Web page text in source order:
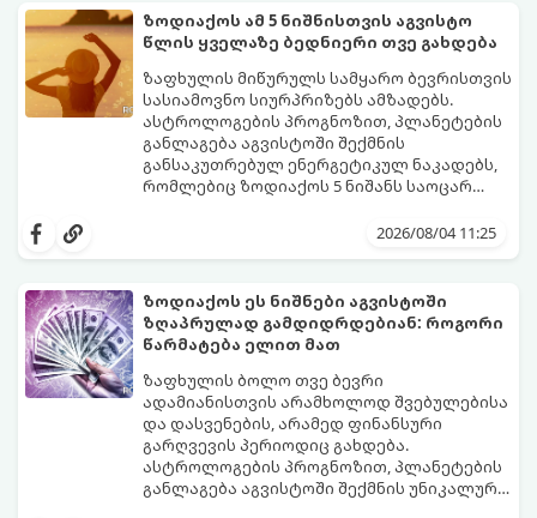
სურვილების გადადებასა და ხარჯების
მკაცრ კონტროლს. თუმცა, ახლა სიტუაცია
თანდათან შეიცვლება.
პრობლემები, რომლებიც უსასრულო
გეგონათ, უკან დაიხევს, ამასთან ერთად კი
გაჩნდება მეტი ნდობა მომავლის მიმართ.
რთული პერიოდის შემდეგ ეს ნიშნები
შეძლებენ ამოისუნთქონ და დაინახონ
ახალი შესაძლებლობები.
ზოდიაქოს ამ 5 ნიშნისთვის აგვისტო
წლის ყველაზე ბედნიერი თვე გახდება
ზაფხულის მიწურულს სამყარო ბევრისთვის
სასიამოვნო სიურპრიზებს ამზადებს.
ასტროლოგების პროგნოზით, პლანეტების
განლაგება აგვისტოში შექმნის
განსაკუთრებულ ენერგეტიკულ ნაკადებს,
რომლებიც ზოდიაქოს 5 ნიშანს საოცარ
ყველაზე ბედნიერი თვე აღმოჩნდება.
2026/08/04 11:25
ზოდიაქოს ეს ნიშნები აგვისტოში
ზღაპრულად გამდიდრდებიან: როგორი
წარმატება ელით მათ
ზაფხულის ბოლო თვე ბევრი
ადამიანისთვის არამხოლოდ შვებულებისა
და დასვენების, არამედ ფინანსური
გარღვევის პერიოდიც გახდება.
ასტროლოგების პროგნოზით, პლანეტების
განლაგება აგვისტოში შექმნის უნიკალურ